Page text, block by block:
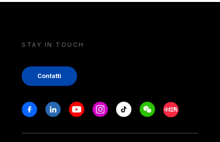
STAY IN TOUCH
Contatti
Stay in touch
FacebookLinkedinYoutubeInstagram
Tiktok WeechatXiaohongshu/